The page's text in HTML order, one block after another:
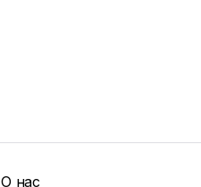
О нас